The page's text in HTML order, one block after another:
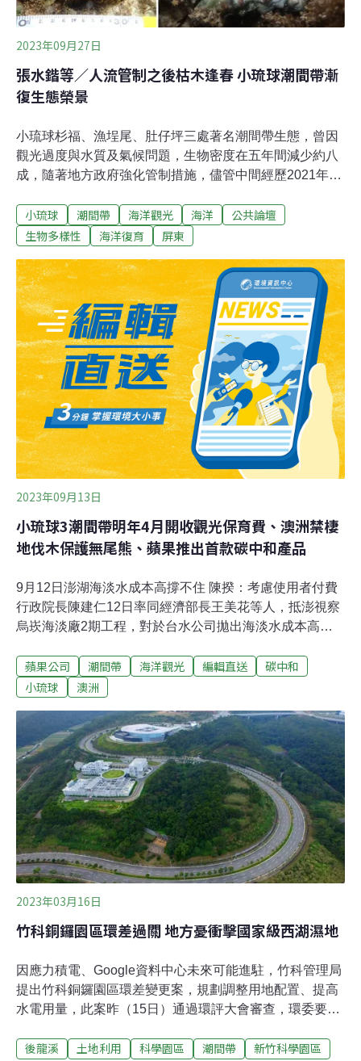
種方式，也被稱為「毀滅式」趕海。對於金齊和其他當地
2023年09月27日
張水鍇等／人流管制之後枯木逢春 小琉球潮間帶漸
復生態榮景
小琉球杉福、漁埕尾、肚仔坪三處著名潮間帶生態，曾因
觀光過度與水質及氣候問題，生物密度在五年間減少約八
成，隨著地方政府強化管制措施，儘管中間經歷2021年的
奄一息的潮間帶生態2015年，屏東縣政府與交通部公告五
處小琉球「自然人文生態景觀區」，規定要有導覽員帶
觀光收入。儘管如此，隨著遊客增加，2019年巔峰時期有
超過15萬人擠入漁埕尾、杉福及肚仔坪三處不到7平方公
里的潮間帶，總共30萬隻腳踩踏，甚至偶有導覽員爭執鬥
毆事件。2019～2020年的調查發現，這三處大於2公分的
無脊椎動物密度（個數/平方公尺），比遊客尚不多的五年
前（2013～2014年）下降了80%，最大的肚仔坪潮間帶，
也淪為台灣最早被發現的「海膽荒礁」。更不幸的是，
2021年夏季連日暴雨後，虛弱的潮間帶動物碰上退潮，暴
露在高溫下
小琉球 潮間帶 海洋觀光 海洋
公共論壇
生物多樣性
海洋復育 屏東
2023年09月13日
小琉球3潮間帶明年4月開收觀光保育費、澳洲禁棲
地伐木保護無尾熊、蘋果推出首款碳中和產品
9月12日澎湖海淡水成本高撐不住 陳揆：考慮使用者付費
行政院長陳建仁12日率同經濟部長王美花等人，抵澎視察
烏崁海淡廠2期工程，對於台水公司拋出海淡水成本高昂
下，希望一般民生用水水費仍能凍漲，但對於超過基本民
生用水的旅宿業者加收水費，隨後王美花、陳建仁都相繼
商時報報導）松山機場鳥擊曾罕見大型鳥豆雁 台虎飛機一
次撞2隻民航局統計，全台機場每年發生的鳥擊事件約百
餘件，以2022年為例，17座機場共發生101件鳥擊，主要
都是中小型鳥類。2021年10月在松山機場則首次見到大型
鳥種「豆雁」，台灣虎航飛機一次撞上2隻，導致引擎受
損。民航局12日在例行記者會上，說明為強化鳥擊防制，
正規劃建置鳥擊防制資訊系統，全面取代紙本作業，並建
立大數據資料庫，年底正式上線。（中央社報導）
蘋果公司 潮間帶 海洋觀光 編輯直送
碳中和
小琉球
澳洲
2023年03月16日
竹科銅鑼園區環差過關 地方憂衝擊國家級西湖濕地
因應力積電、Google資料中心未來可能進駐，竹科管理局
提出竹科銅鑼園區環差變更案，規劃調整用地配置、提高
水電用量，此案昨（15日）通過環評大會審查，環委要求
況。銅科六度提環差 水電用量翻倍、污水排至西湖濕地上
後龍溪 土地利用 科學園區 潮間帶 新竹科學園區